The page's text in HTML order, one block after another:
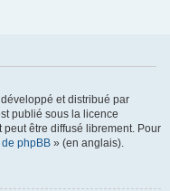
et distribué par
publié sous la licence
être diffusé librement. Pour
phpBB » (en anglais).